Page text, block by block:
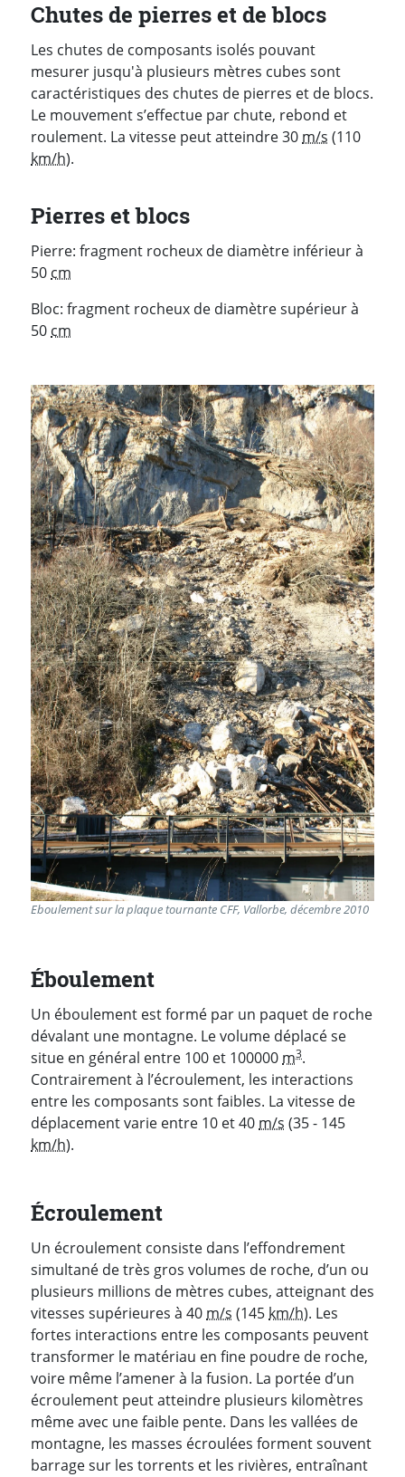
Chutes de pierres et de blocs
Les chutes de composants isolés pouvant
mesurer jusqu'à plusieurs mètres cubes sont
caractéristiques des chutes de pierres et de blocs.
Le mouvement s’effectue par chute, rebond et
roulement. La vitesse peut atteindre 30m/s (110
km/h).
Pierres et blocs
Pierre: fragment rocheux de diamètre inférieur à
50cm
Bloc: fragment rocheux de diamètre supérieur à
50cm
Eboulement sur la plaque tournante CFF, Vallorbe, décembre 2010
Éboulement
Un éboulement est formé par un paquet de roche
dévalant une montagne. Le volume déplacé se
situe en général entre 100 et 100000 m3.
Contrairement à l’écroulement, les interactions
entre les composants sont faibles. La vitesse de
déplacement varie entre 10 et 40 m/s (35 - 145
km/h).
Écroulement
Un écroulement consiste dans l’effondrement
simultané de très gros volumes de roche, d’un ou
plusieurs millions de mètres cubes, atteignant des
vitesses supérieures à 40 m/s (145 km/h). Les
fortes interactions entre les composants peuvent
transformer le matériau en fine poudre de roche,
voire même l’amener à la fusion. La portée d’un
écroulement peut atteindre plusieurs kilomètres
même avec une faible pente. Dans les vallées de
montagne, les masses écroulées forment souvent
barrage sur les torrents et les rivières, entraînant